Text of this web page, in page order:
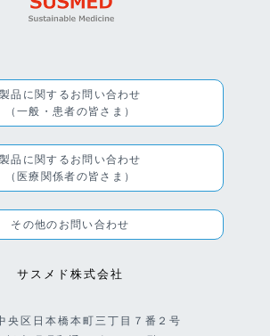
製品に関するお問い合わせ
（一般・患者の皆さま）
製品に関するお問い合わせ
（医療関係者の皆さま）
その他のお問い合わせ
サスメド株式会社
央区日本橋本町三丁目７番２号